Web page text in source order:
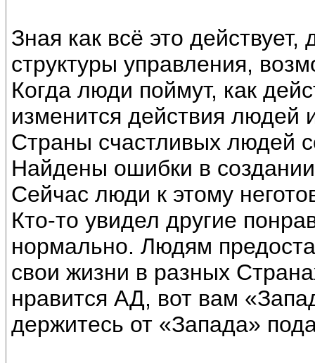
Зная как всё это
структуры управления,
Когда люди поймут, как
изменится действия людей
Страны счастливых людей
Найдены ошибки в
Сейчас люди к этому
Кто-то увидел другие
нормально. Людям
свои жизни в разных
нравится АД, вот вам
держитесь от «Запада»